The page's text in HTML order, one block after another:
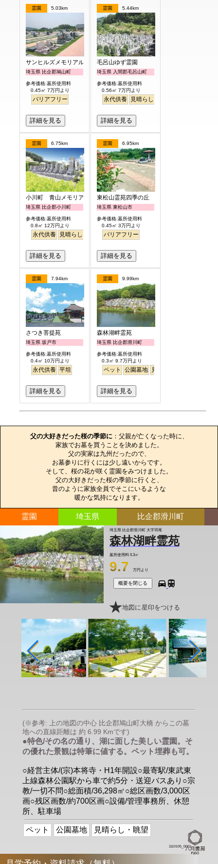
霊園 5.03km
サンヒルズメモリアルガーデン
埼玉県 比企郡鳩山町
参考価格:墓所使用料
0.45㎡ 7万円より
バリアフリー
詳細を見る
霊園 5.44km
毛呂山ゆず霊園
埼玉県 入間郡毛呂山町
参考価格:墓所使用料
0.56㎡ 7万円より
永代供養 見晴らし・眺望
詳細を見る
霊園 6.75km
小川町 青山メモリアルパーク
埼玉県 比企郡小川町
参考価格:墓所使用料
0.8㎡ 12万円より
永代供養 見晴らし・眺望
詳細を見る
霊園 6.95km
東松山霊苑四季の丘
埼玉県 東松山市
参考価格:墓所使用料
0.45㎡ 3万円より
バリアフリー
詳細を見る
霊園 7.94km
さつき菩提苑
埼玉県 坂戸市
参考価格:墓所使用料
0.4㎡ 10万円より
永代供養 平坦
詳細を見る
霊園 9.99km
森林湖畔霊苑
埼玉県 比企郡滑川町
参考価格:墓所使用料
0.3㎡ 9.7万円より
ペット 公園墓地 見晴らし・眺望
詳細を見る
父の大好きだった桜の季節に：父親が亡くなった時に、
家族でお墓を買うことを決めました。
父の実家は九州だったので、
お墓参りに行くには少し遠いからです。
そして、桜の花が咲く霊園をみつけました。
父の大好きだった桜の季節に行くと、
昔のように家族全員でそこにいるような
暖かな気持になります。
霊園 埼玉県 比企郡滑川町
埼玉県 比企郡滑川町 大字羽尾
森林湖畔霊苑
墓所使用料 0.3㎡
9.7 万円より
概要を閉じる
地図に星印をつける
(※参考: 上の地図の中心 比企郡鳩山町大橋 からこの墓
地への直線距離は 約 6.99 Kmです)
●特色/その名の通り、湖に面した美しい霊園。そ
の優れた景観は特筆に値する。ペット埋葬も可。
○経営主体/(宗)本将寺・H1年開設○最寄駅/東武東
上線森林公園駅から車で約5分・送迎バスあり○宗
教/一切不問○総面積/36,298㎡○総区画数/3,000区
画○残区画数/約700区画○設備/管理事務所、休憩
所、駐車場
ペット 公園墓地 見晴らし・眺望
1110105_0001